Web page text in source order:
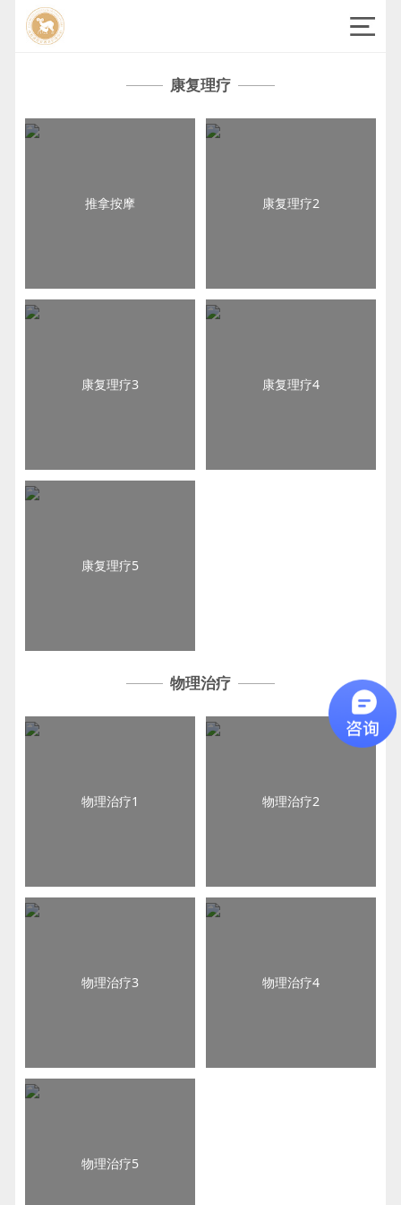
康复理疗
推拿按摩 康复理疗2
康复理疗3 康复理疗4
康复理疗5
物理治疗
物理治疗1 物理治疗2
物理治疗3 物理治疗4
物理治疗5